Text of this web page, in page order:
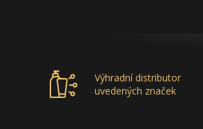
Výhradní distributor
uvedených značek